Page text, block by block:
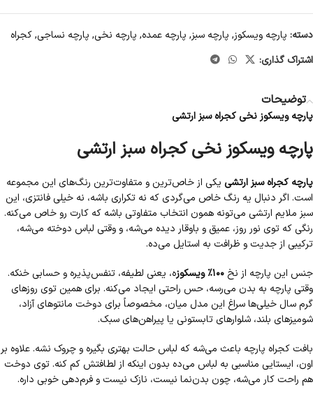
دسته: پارچه ویسکوز, پارچه سبز, پارچه عمده, پارچه نخی, پارچه نساجی,کجراه
اشتراک گذاری:
توضیحات
پارچه ویسکوز نخی کجراه سبز ارتشی
پارچه ویسکوز نخی کجراه سبز ارتشی
پارچه کجراه سبز ارتشی یکی از خاص‌ترین و متفاوت‌ترین رنگ‌های این مجموعه
است. اگر دنبال یه رنگ خاص می‌گردی که نه تکراری باشه، نه خیلی فانتزی، این
سبز ملایم ارتشی می‌تونه همون انتخاب متفاوتی باشه که کارت رو خاص می‌کنه.
رنگی که توی نور روز، عمیق و باوقار دیده می‌شه، و وقتی لباس دوخته می‌شه،
ترکیبی از جدیت و ظرافت به استایل می‌ده.
جنس این پارچه از نخ ۱۰۰٪ ویسکوز
ه، یعنی لطیفه، تنفس‌پذیره و حسابی خنکه.
وقتی پارچه به بدن می‌رسه، حس راحتی ایجاد می‌کنه. برای همین توی روزهای
گرم سال خیلی‌ها سراغ این مدل میان، مخصوصاً برای دوخت مانتوهای آزاد،
شومیزهای بلند، شلوارهای تابستونی یا پیراهن‌های سبک.
بافت کجراه پارچه باعث می‌شه که لباس حالت بهتری بگیره و چروک نشه. علاوه بر
اون، ایستایی مناسبی به لباس می‌ده بدون اینکه از لطافتش کم کنه. توی دوخت
هم راحت کار می‌شه، چون بدن‌نما نیست، نازک نیست و فرم‌دهی خوبی داره.